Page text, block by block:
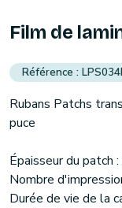
Film de
Rubans Patchs
puce
Épaisseur du patch
Nombre
Durée de vie de la